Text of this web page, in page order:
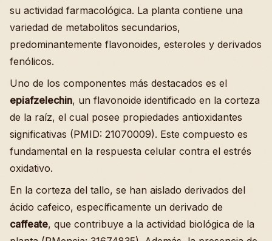
su actividad farmacológica. La planta contiene una
variedad de metabolitos secundarios,
predominantemente flavonoides, esteroles y derivados
fenólicos.
Uno de los componentes más destacados es el
epiafzelechin, un flavonoide identificado en la corteza
de la raíz, el cual posee propiedades antioxidantes
significativas (PMID: 21070009). Este compuesto es
fundamental en la respuesta celular contra el estrés
oxidativo.
En la corteza del tallo, se han aislado derivados del
ácido cafeico, específicamente un derivado de
caffeate, que contribuye a la actividad biológica de la